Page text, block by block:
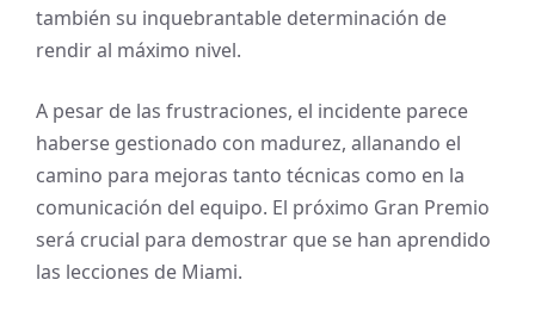
también su inquebrantable determinación de
rendir al máximo nivel.
A pesar de las frustraciones, el incidente parece
haberse gestionado con madurez, allanando el
camino para mejoras tanto técnicas como en la
comunicación del equipo. El próximo Gran Premio
será crucial para demostrar que se han aprendido
las lecciones de Miami.